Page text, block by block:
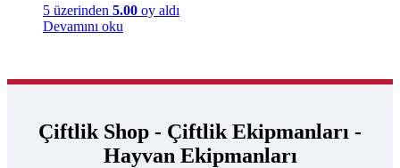
5 üzerinden 5.00 oy aldı
Devamını oku
Çiftlik Shop - Çiftlik Ekipmanları -
Hayvan Ekipmanları